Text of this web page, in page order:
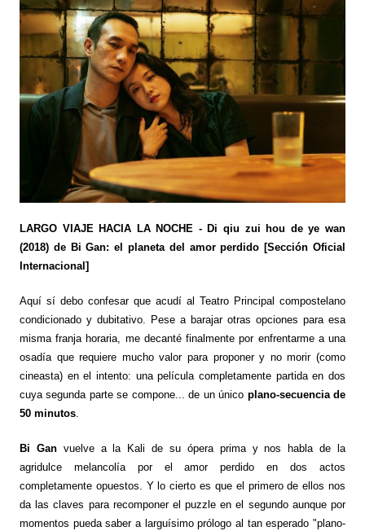
LARGO VIAJE HACIA LA NOCHE - Di qiu zui hou de ye wan
(2018) de Bi Gan: el planeta del amor perdido [Sección Oficial
Internacional]
Aquí sí debo confesar que acudí al Teatro Principal compostelano
condicionado y dubitativo. Pese a barajar otras opciones para esa
misma franja horaria, me decanté finalmente por enfrentarme a una
osadía que requiere mucho valor para proponer y no morir (como
cineasta) en el intento: una película completamente partida en dos
cuya segunda parte se compone... de un único plano-secuencia de
50 minutos.
Bi Ganvuelve a la Kali de su ópera prima y nos habla de la
agridulce melancolía por el amor perdido en dos actos
completamente opuestos. Y lo cierto es que el primero de ellos nos
da las claves para recomponer el puzzle en el segundo aunque por
momentos pueda saber a larguísimo prólogo al tan esperado "plano-